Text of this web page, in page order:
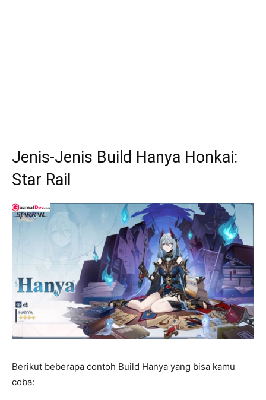
Jenis-Jenis Build Hanya Honkai:
Star Rail
Berikut beberapa contoh Build Hanya yang bisa kamu
coba: